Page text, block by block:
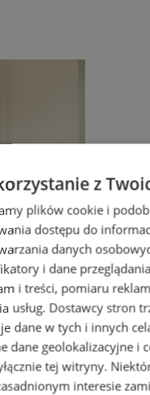
rok
z
plików cookie i
dostępu do
danych
i dane
i treści, pomiaru
usług. Dostawcy stron
dane w tych i innych
dane geolokalizacyjne i
tej witryny.
interesie